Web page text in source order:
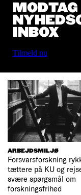
INBOX
Tilmeld nu
ARBEJDSMILJØ
Forsvarsforskning
tættere på KU og
svære spørgsmål om
forskningsfrihed